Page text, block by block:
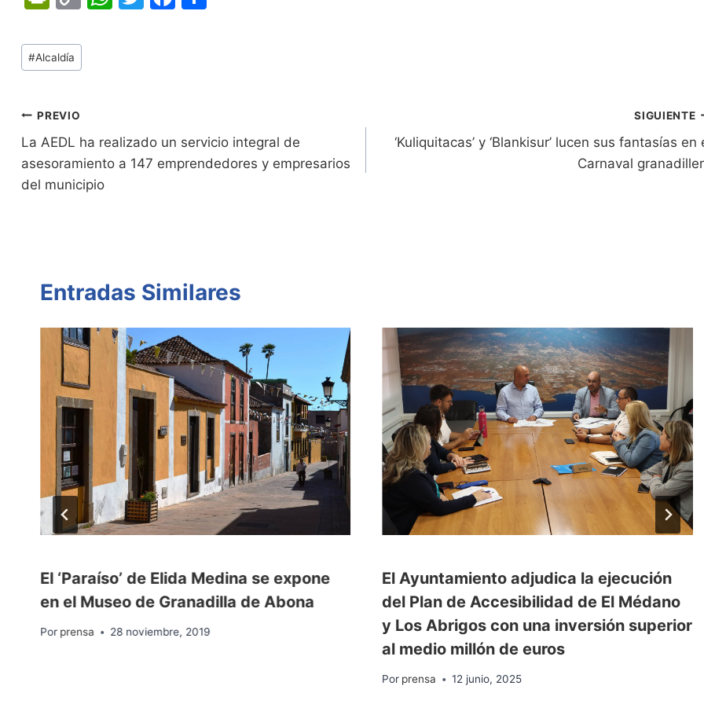
tF
ri
n
dl
y
p
y
k p
o
k
Tags
de
#Alcaldía
Navegación
de
entradas
PREVIO
La AEDL ha realizado un servicio integral de
asesoramiento a 147 emprendedores y empresarios
del municipio
SIGUIENTE
‘Kuliquitacas’ y ‘Blankisur’ lucen sus fantasías en
Carnaval
Entradas Similares
El ‘Paraíso’ de Elida Medina se expone
en el Museo de Granadilla de Abona
Por prensa 28 noviembre, 2019
El Ayuntamiento adjudica la ejecución
del Plan de Accesibilidad de El Médano
y Los Abrigos con una inversión superior
al medio millón de euros
Por prensa 12 junio, 2025